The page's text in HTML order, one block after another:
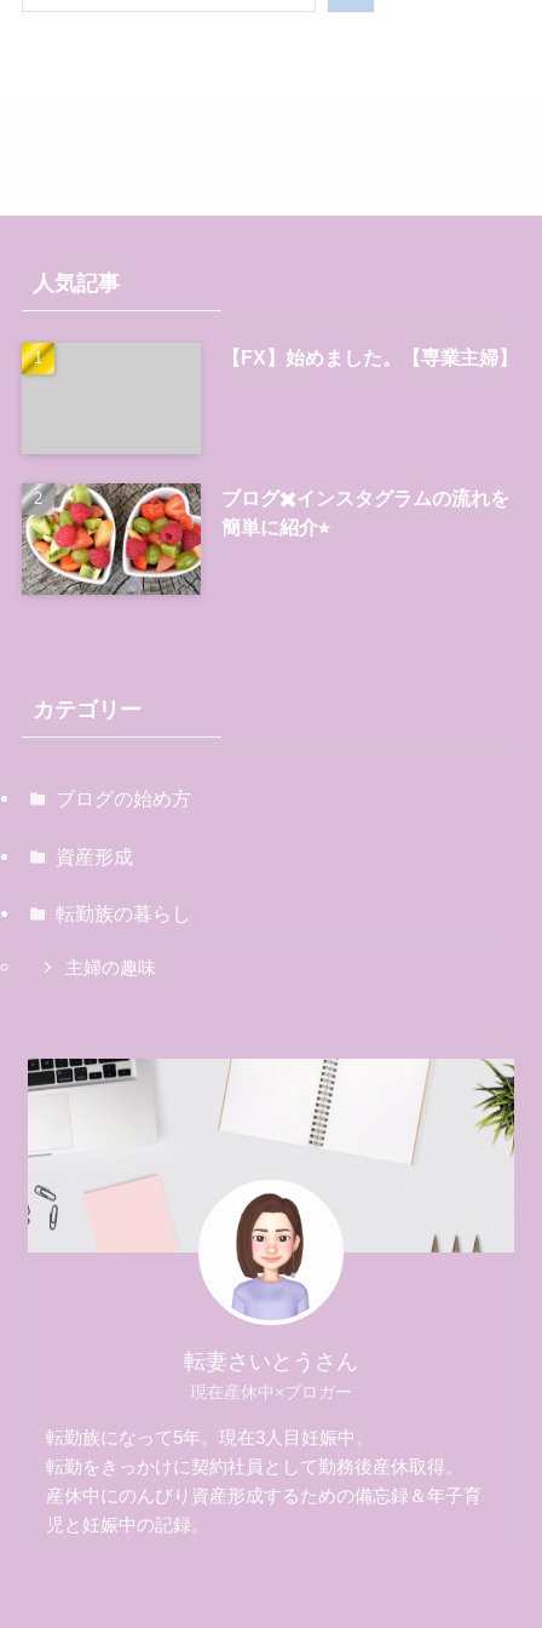
人気記事
【FX】始めました。【専業主婦】
ブログ✖️インスタグラムの流れを
簡単に紹介⭐︎
カテゴリー
ブログの始め方
資産形成
転勤族の暮らし
主婦の趣味
転妻さいとうさん
現在産休中×ブロガー
転勤族になって5年。現在3人目妊娠中。
転勤をきっかけに契約社員として勤務後産休取得。
産休中にのんびり資産形成するための備忘録＆年子育
児と妊娠中の記録。